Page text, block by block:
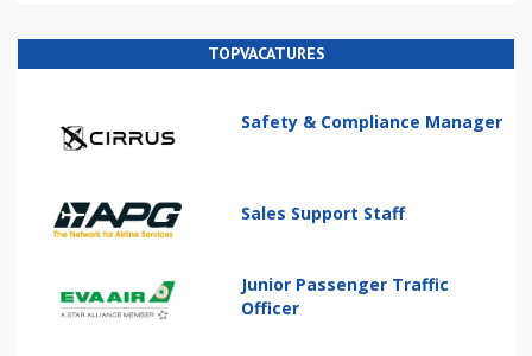
TOPVACATURES
Safety & Compliance Manager
Sales Support Staff
Junior Passenger Traffic
Officer